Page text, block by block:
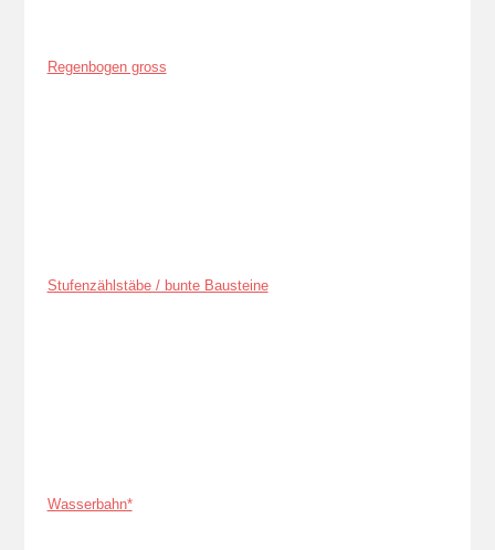
Regenbogen gross
Stufenzählstäbe / bunte Bausteine
Wasserbahn*